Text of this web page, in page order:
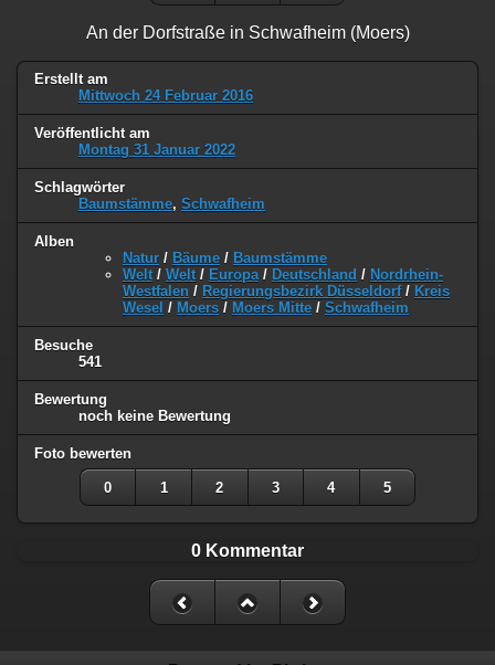
An der Dorfstraße in Schwafheim (Moers)
Erstellt am
Mittwoch 24 Februar 2016
Veröffentlicht am
Montag 31 Januar 2022
Schlagwörter
Baumstämme, Schwafheim
Alben
Natur / Bäume / Baumstämme
Welt / Welt / Europa/ Deutschland / Nordrhein-
Westfalen / Regierungsbezirk Düsseldorf/ Kreis
Wesel / Moers / Moers Mitte / Schwafheim
Besuche
541
Bewertung
noch keine Bewertung
Foto bewerten
0 1 2 3 4 5
0 Kommentar